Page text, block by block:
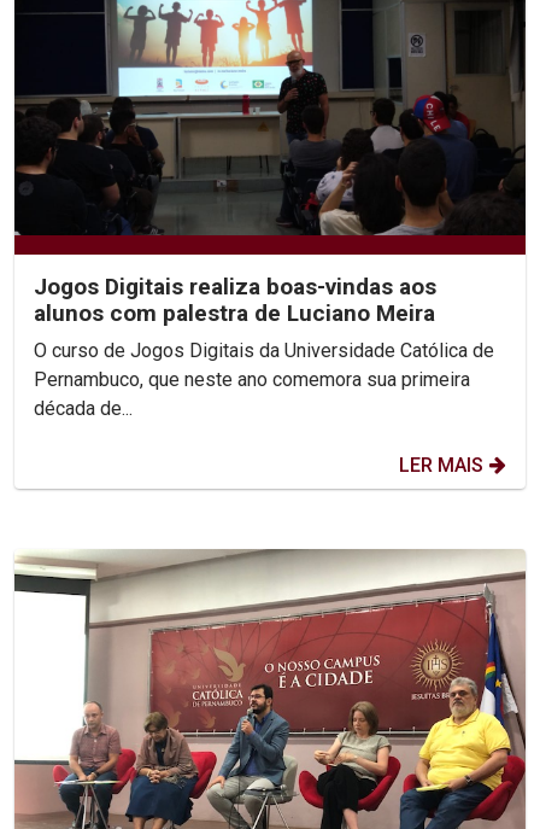
Jogos Digitais realiza boas-vindas aos
alunos com palestra de Luciano Meira
O curso de Jogos Digitais da Universidade Católica de
Pernambuco, que neste ano comemora sua primeira
década de...
LER MAIS